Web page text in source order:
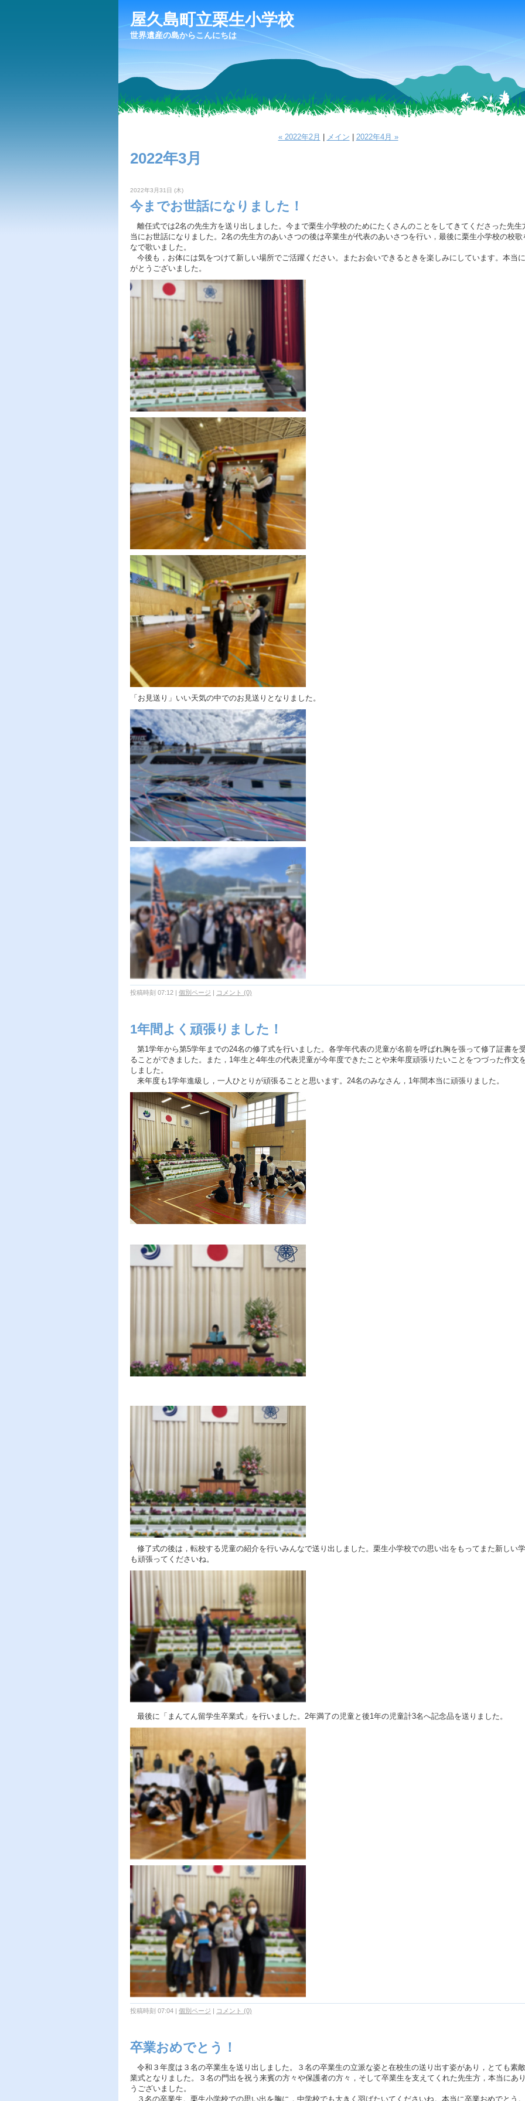
屋久島町立栗生小学校
世界遺産の島からこんにちは
« 2022年2月 メイン 2022年4月 »
2022年3月
2022年3月31日 (木)
今までお世話になりました！
離任式では2名の先生方を送り出しました。今まで栗生小学校のためにたくさんのことをしてきてくださった先生
当にお世話になりました。2名の先生方のあいさつの後は卒業生が代表のあいさつを行い，最後に栗生小学校の校歌
なで歌いました。
今後も，お体には気をつけて新しい場所でご活躍ください。またお会いできるときを楽しみにしています。本当
がとうございました。
「お見送り」いい天気の中でのお見送りとなりました。
投稿時刻 07:12 | 個別ページ | コメント (0)
1年間よく頑張りました！
第1学年から第5学年までの24名の修了式を行いました。各学年代表の児童が名前を呼ばれ胸を張って修了証書を
ることができました。また，1年生と4年生の代表児童が今年度できたことや来年度頑張りたいことをつづった作文
しました。
来年度も1学年進級し，一人ひとりが頑張ることと思います。24名のみなさん，1年間本当に頑張りました。
修了式の後は，転校する児童の紹介を行いみんなで送り出しました。栗生小学校での思い出をもってまた新しい
も頑張ってくださいね。
最後に「まんてん留学生卒業式」を行いました。2年満了の児童と後1年の児童計3名へ記念品を送りました。
投稿時刻 07:04 | 個別ページ | コメント (0)
卒業おめでとう！
令和３年度は３名の卒業生を送り出しました。３名の卒業生の立派な姿と在校生の送り出す姿があり，とても素
業式となりました。３名の門出を祝う来賓の方々や保護者の方々，そして卒業生を支えてくれた先生方，本当にあ
うございました。
３名の卒業生。栗生小学校での思い出を胸に，中学校でも大きく羽ばたいてくださいね。本当に卒業おめでとう。